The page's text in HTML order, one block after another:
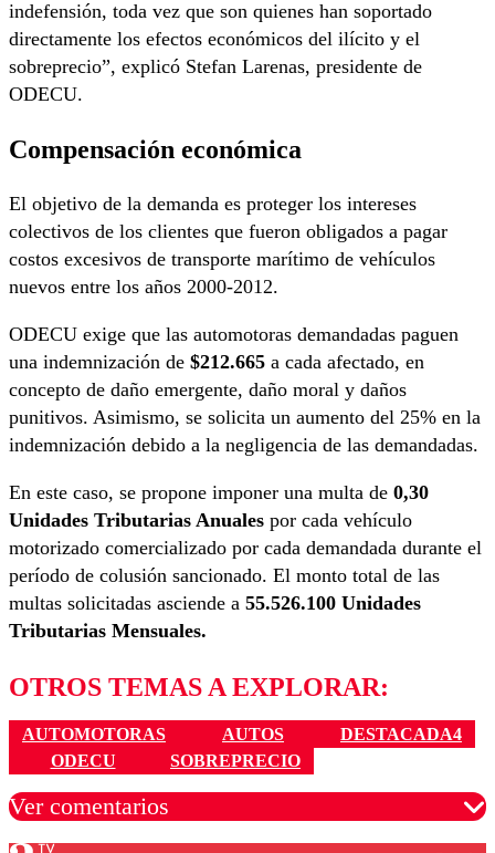
indefensión, toda vez que son quienes han soportado
directamente los efectos económicos del ilícito y el
sobreprecio”, explicó Stefan Larenas, presidente de
ODECU.
Compensación económica
El objetivo de la demanda es proteger los intereses
colectivos de los clientes que fueron obligados a pagar
costos excesivos de transporte marítimo de vehículos
nuevos entre los años 2000-2012.
ODECU exige que las automotoras demandadas paguen
una indemnización de $212.665 a cada afectado, en
concepto de daño emergente, daño moral y daños
punitivos. Asimismo, se solicita un aumento del 25% en la
indemnización debido a la negligencia de las demandadas.
En este caso, se propone imponer una multa de 0,30
Unidades Tributarias Anuales por cada vehículo
motorizado comercializado por cada demandada durante el
período de colusión sancionado. El monto total de las
multas solicitadas asciende a 55.526.100 Unidades
Tributarias Mensuales.
OTROS TEMAS A EXPLORAR:
AUTOMOTORAS AUTOS
DESTACADA4
ODECU
SOBREPRECIO
Ver comentarios